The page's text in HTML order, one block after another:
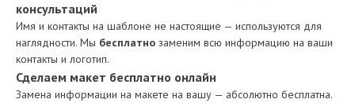
консультаций
Имя и контакты на шаблоне не настоящие — используются для
наглядности. Мы бесплатно заменим всю информацию на ваши
контакты и логотип.
Сделаем макет бесплатно онлайн
Замена информации на макете на вашу — абсолютно бесплатна.